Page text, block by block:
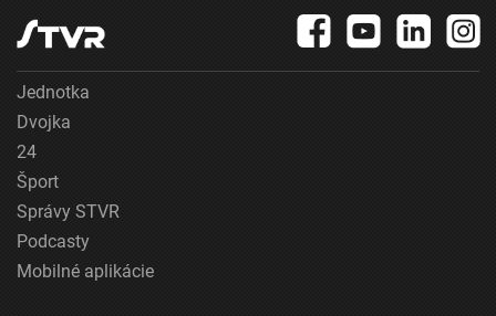
Jednotka
Dvojka
24
Šport
Správy STVR
Podcasty
Mobilné aplikácie